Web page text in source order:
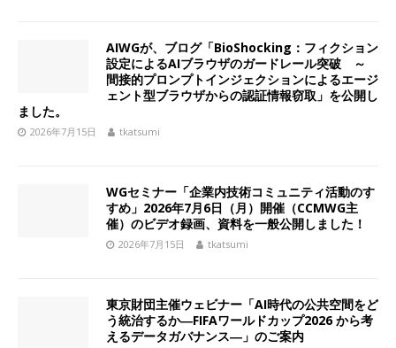
AIWGが、ブログ「BioShocking：フィクション
設定によるAIブラウザのガードレール突破 ～
間接的プロンプトインジェクションによるエージ
ェント型ブラウザからの認証情報窃取」を公開し
ました。
2026年7月15日 tkatsumi
WGセミナー「企業内技術コミュニティ活動のす
すめ」2026年7月6日（月）開催（CCMWG主
催）のビデオ録画、資料を一般公開しました！
2026年7月15日 tkatsumi
東京財団主催ウェビナー「AI時代の公共空間をど
う統治するか―FIFAワールドカップ2026 から考
えるデータガバナンス―」のご案内